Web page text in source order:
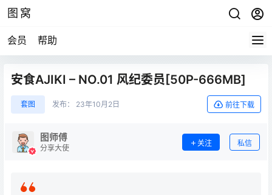
图窝
会员 帮助
安食AJIKI – NO.01 风纪委员[50P-666MB]
套图 发布： 23年10月2日 前往下载
图师傅
分享大使
关注 私信